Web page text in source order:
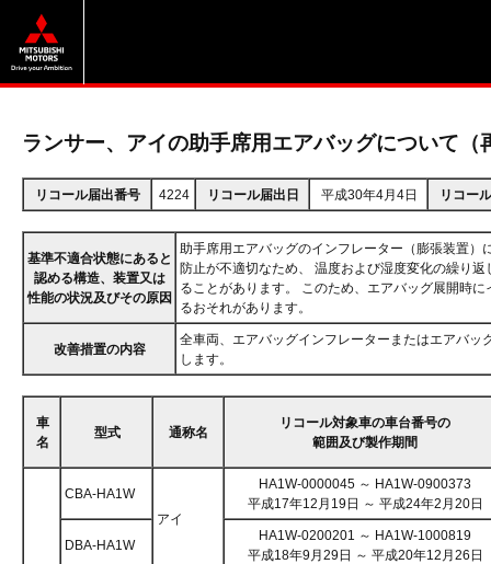
ランサー、アイの助手席用エアバッグについて（
リコール届出番号 4224 リコール届出日 平成30年4月4日 リコー
基準不適合状態にあると
認める構造、装置又は
性能の状況及びその原因
助手席用エアバッグのインフレーター（膨張装置）
防止が不適切なため、 温度および湿度変化の繰り
ることがあります。 このため、エアバッグ展開時
るおそれがあります。
改善措置の内容
全車両、エアバッグインフレーターまたはエアバッ
します。
車
名
型式 通称名
リコール対象車の車台番号の
範囲及び製作期間
CBA-HA1W
アイ
HA1W-0000045 ～ HA1W-0900373
平成17年12月19日 ～ 平成24年2月20日
DBA-HA1W
HA1W-0200201 ～ HA1W-1000819
平成18年9月29日 ～ 平成20年12月26日